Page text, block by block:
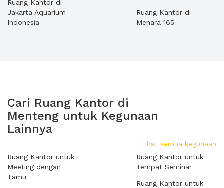
Ruang Kantor di
Jakarta Aquarium
Indonesia
Ruang Kantor di
Menara 165
Cari Ruang Kantor di
Menteng untuk Kegunaan
Lainnya
Lihat semua kegunaan
Ruang Kantor untuk
Meeting dengan
Tamu
Ruang Kantor untuk
Tempat Seminar
Ruang Kantor untuk